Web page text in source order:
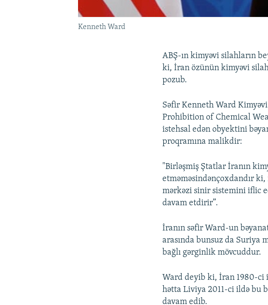
Kenneth Ward
ABŞ-ın kimyəvi silahların
ki, İran özünün kimyəvi
pozub.
Səfir Kenneth Ward
Prohibition of Chemical
istehsal edən obyektini
proqramına malikdir:
"Birləşmiş Ştatlar İranın
etməməsindənçoxdandır
mərkəzi sinir sistemini iflic
davam etdirir”.
İranın səfir Ward-un
arasında bunsuz da Suriya
bağlı gərginlik mövcuddur.
Ward deyib ki, İran 1980-ci
hətta Liviya 2011-ci ildə bu
davam edib.